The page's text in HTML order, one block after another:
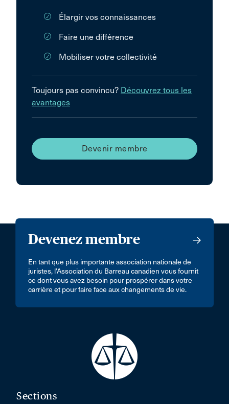
Élargir vos connaissances
Faire une différence
Mobiliser votre collectivité
Toujours pas convincu? Découvrez tous les
avantages
Devenir membre
Devenez membre
En tant que plus importante association nationale de
juristes, l’Association du Barreau canadien vous fournit
ce dont vous avez besoin pour prospérer dans votre
carrière et pour faire face aux changements de vie.
Sections